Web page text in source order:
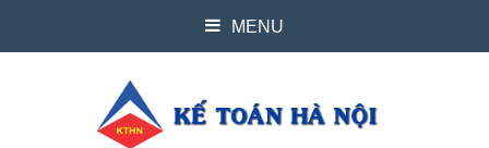
MENU